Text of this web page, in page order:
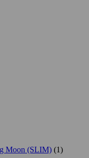
Moon (SLIM) (1)